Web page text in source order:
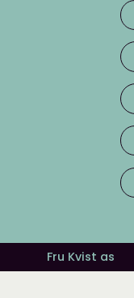
Fru Kvist as